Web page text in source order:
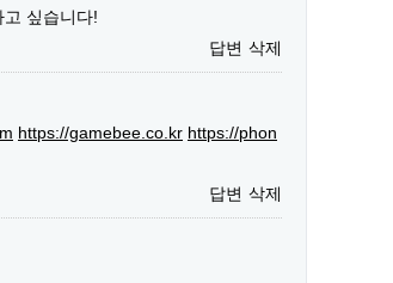
싶습니다!
답변 삭제
https://gamebee.co.kr https://phon
답변 삭제